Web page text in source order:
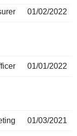
01/02/2022
01/01/2022
01/03/2021